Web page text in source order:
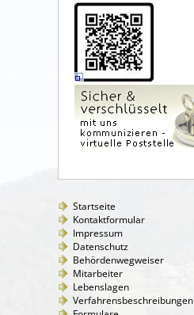
Startseite
Kontaktformular
Impressum
Datenschutz
Behördenwegweiser
Mitarbeiter
Lebenslagen
Verfahrensbeschreibungen